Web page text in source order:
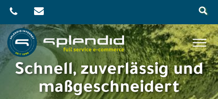
content
Menu
Referenzen
Leistungen
Schnell, zuverlässig und
maßgeschneidert